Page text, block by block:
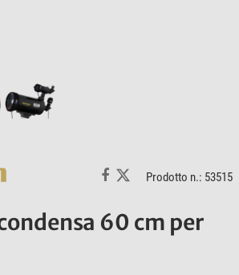
Prodotto n.: 53515
60 cm per